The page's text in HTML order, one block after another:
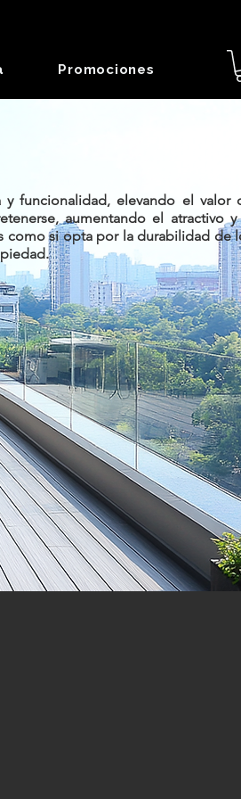
Promociones
y funcionalidad, elevando el valor
aumentando el atractivo y
como si opta por la durabilidad de